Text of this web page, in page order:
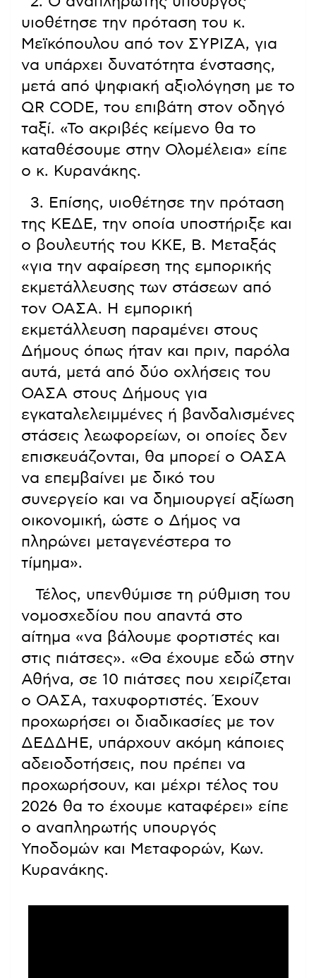
υιοθέτησε την πρόταση του κ.
Μεϊκόπουλου από τον ΣΥΡΙΖΑ, για
να υπάρχει δυνατότητα ένστασης,
μετά από ψηφιακή αξιολόγηση με το
QR CODE, του επιβάτη στον οδηγό
ταξί. «Το ακριβές κείμενο θα το
καταθέσουμε στην Ολομέλεια» είπε
ο κ. Κυρανάκης.
3. Επίσης, υιοθέτησε την πρόταση
της ΚΕΔΕ, την οποία υποστήριξε και
ο βουλευτής του ΚΚΕ, Β. Μεταξάς
«για την αφαίρεση της εμπορικής
εκμετάλλευσης των στάσεων από
τον ΟΑΣΑ. Η εμπορική
εκμετάλλευση παραμένει στους
Δήμους όπως ήταν και πριν, παρόλα
αυτά, μετά από δύο οχλήσεις του
ΟΑΣΑ στους Δήμους για
εγκαταλελειμμένες ή βανδαλισμένες
στάσεις λεωφορείων, οι οποίες δεν
επισκευάζονται, θα μπορεί ο ΟΑΣΑ
να επεμβαίνει με δικό του
συνεργείο και να δημιουργεί αξίωση
οικονομική, ώστε ο Δήμος να
πληρώνει μεταγενέστερα το
τίμημα».
Τέλος, υπενθύμισε τη ρύθμιση του
νομοσχεδίου που απαντά στο
αίτημα «να βάλουμε φορτιστές και
στις πιάτσες». «Θα έχουμε εδώ στην
Αθήνα, σε 10 πιάτσες που χειρίζεται
ο ΟΑΣΑ, ταχυφορτιστές. Έχουν
προχωρήσει οι διαδικασίες με τον
ΔΕΔΔΗΕ, υπάρχουν ακόμη κάποιες
αδειοδοτήσεις, που πρέπει να
προχωρήσουν, και μέχρι τέλος του
2026 θα το έχουμε καταφέρει» είπε
ο αναπληρωτής υπουργός
Υποδομών και Μεταφορών, Κων.
Κυρανάκης.